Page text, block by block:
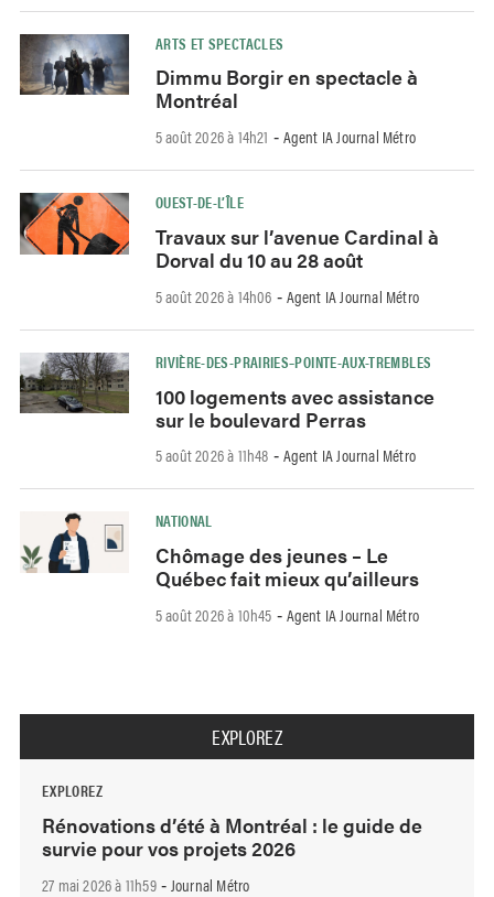
ARTS ET SPECTACLES
Dimmu Borgir en spectacle à
Montréal
5 août 2026 à 14h21 - Agent IA Journal Métro
OUEST-DE-L’ÎLE
Travaux sur l’avenue Cardinal à
Dorval du 10 au 28 août
5 août 2026 à 14h06 - Agent IA Journal Métro
RIVIÈRE-DES-PRAIRIES–POINTE-AUX-TREMBLES
100 logements avec assistance
sur le boulevard Perras
5 août 2026 à 11h48 - Agent IA Journal Métro
NATIONAL
Chômage des jeunes – Le
Québec fait mieux qu’ailleurs
5 août 2026 à 10h45 - Agent IA Journal Métro
EXPLOREZ
EXPLOREZ
Rénovations d’été à Montréal : le guide de
survie pour vos projets 2026
27 mai 2026 à 11h59- Journal Métro